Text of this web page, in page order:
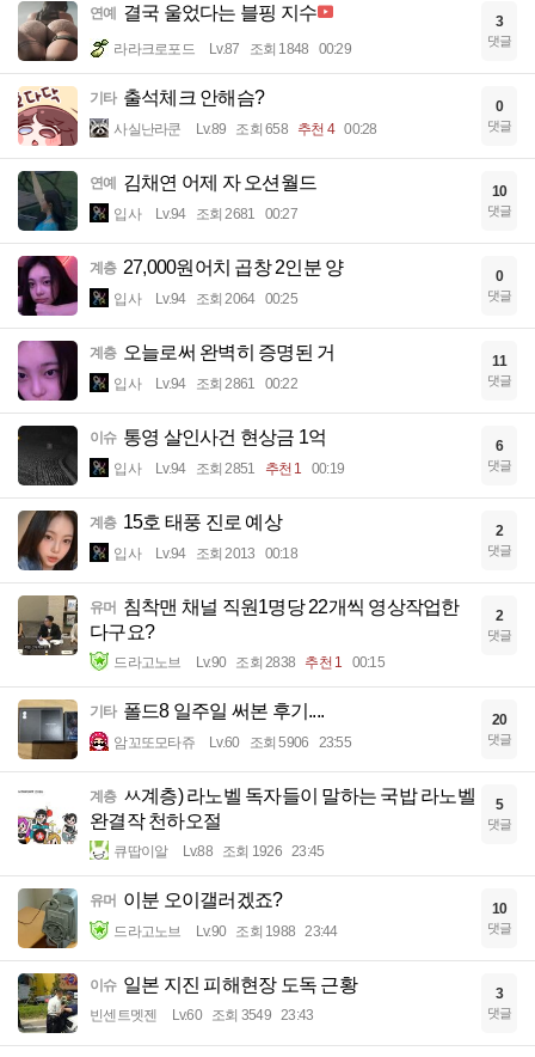
연예 결국 울었다는 블핑 지수
라라크로포드 Lv.87 조회 1848 00:29
3
댓글
기타 출석체크 안해슴?
사실난라쿤 Lv.89 조회 658 추천 4 00:28
0
댓글
연예 김채연 어제 자 오션월드
입사 Lv.94 조회 2681 00:27
10
댓글
계층 27,000원어치 곱창 2인분 양
입사 Lv.94 조회 2064 00:25
0
댓글
계층 오늘로써 완벽히 증명된 거
입사 Lv.94 조회 2861 00:22
11
댓글
이슈 통영 살인사건 현상금 1억
입사 Lv.94 조회 2851 추천 1 00:19
6
댓글
계층 15호 태풍 진로 예상
입사 Lv.94 조회 2013 00:18
2
댓글
유머 침착맨 채널 직원1명당 22개씩 영상작업한
다구요?
드라고노브 Lv.90 조회 2838 추천 1 00:15
2
댓글
기타 폴드8 일주일 써본 후기....
암꼬또모타쥬 Lv.60 조회 5906 23:55
20
댓글
계층 ㅆ계층) 라노벨 독자들이 말하는 국밥 라노벨
완결작 천하오절
큐땁이알 Lv.88 조회 1926 23:45
5
댓글
유머 이분 오이갤러겠죠?
드라고노브 Lv.90 조회 1988 23:44
10
댓글
이슈 일본 지진 피해현장 도독 근황
빈센트멧젠 Lv.60 조회 3549 23:43
3
댓글